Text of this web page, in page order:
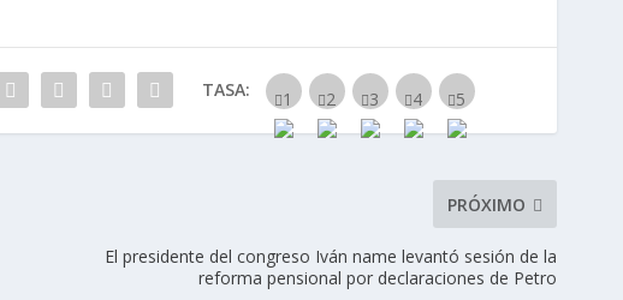
TASA:
PRÓXIMO
El presidente del congreso Iván name levantó sesión de la
reforma pensional por declaraciones de Petro